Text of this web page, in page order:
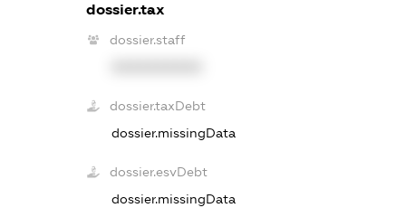
dossier.tax
dossier.staff
dossier.taxDebt
dossier.missingData
dossier.esvDebt
dossier.missingData